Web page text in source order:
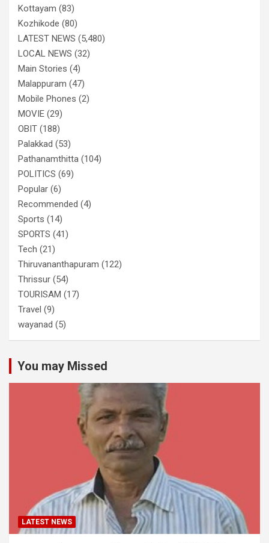
Kottayam (83)
Kozhikode (80)
LATEST NEWS (5,480)
LOCAL NEWS (32)
Main Stories (4)
Malappuram (47)
Mobile Phones (2)
MOVIE (29)
OBIT (188)
Palakkad (53)
Pathanamthitta (104)
POLITICS (69)
Popular (6)
Recommended (4)
Sports (14)
SPORTS (41)
Tech (21)
Thiruvananthapuram (122)
Thrissur (54)
TOURISAM (17)
Travel (9)
wayanad (5)
You may Missed
LATEST NEWS